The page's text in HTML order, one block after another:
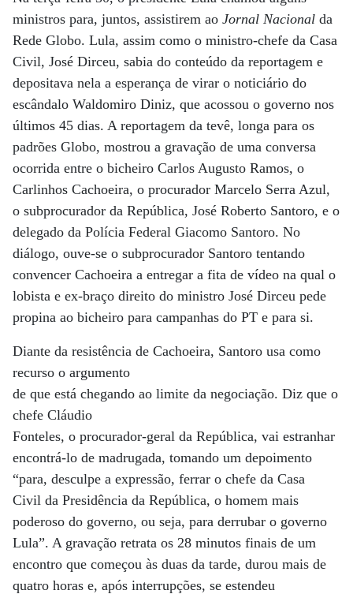
ministros para, juntos, assistirem ao Jornal Nacional da
Rede Globo. Lula, assim como o ministro-chefe da Casa
Civil, José Dirceu, sabia do conteúdo da reportagem e
depositava nela a esperança de virar o noticiário do
escândalo Waldomiro Diniz, que acossou o governo nos
últimos 45 dias. A reportagem da tevê, longa para os
padrões Globo, mostrou a gravação de uma conversa
ocorrida entre o bicheiro Carlos Augusto Ramos, o
Carlinhos Cachoeira, o procurador Marcelo Serra Azul,
o subprocurador da República, José Roberto Santoro, e o
delegado da Polícia Federal Giacomo Santoro. No
diálogo, ouve-se o subprocurador Santoro tentando
convencer Cachoeira a entregar a fita de vídeo na qual o
lobista e ex-braço direito do ministro José Dirceu pede
propina ao bicheiro para campanhas do PT e para si.
Diante da resistência de Cachoeira, Santoro usa como
recurso o argumento
de que está chegando ao limite da negociação. Diz que o
chefe Cláudio
Fonteles, o procurador-geral da República, vai estranhar
encontrá-lo de madrugada, tomando um depoimento
“para, desculpe a expressão, ferrar o chefe da Casa
Civil da Presidência da República, o homem mais
poderoso do governo, ou seja, para derrubar o governo
Lula”. A gravação retrata os 28 minutos finais de um
encontro que começou às duas da tarde, durou mais de
quatro horas e, após interrupções, se estendeu